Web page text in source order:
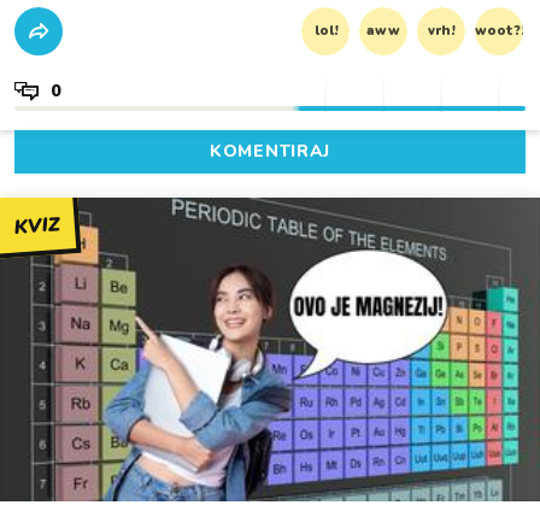
lol! aww vrh! woot?!
0
KOMENTIRAJ
KVIZ